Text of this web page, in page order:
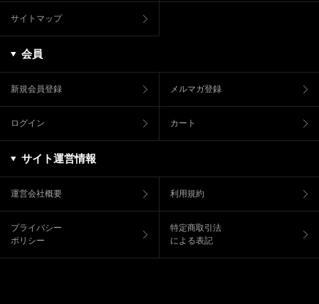
サイトマップ
会員
新規会員登録 メルマガ登録
ログイン カート
サイト運営情報
運営会社概要 利用規約
プライバシー
ポリシー
特定商取引法
による表記